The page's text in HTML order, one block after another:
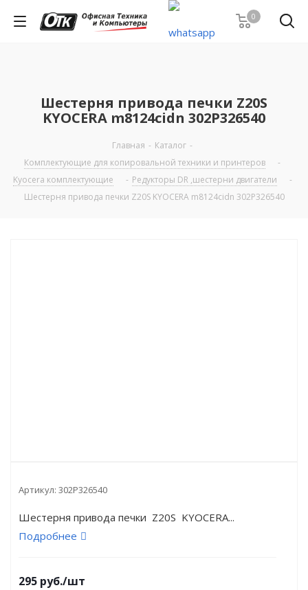
0
Шестерня привода печки Z20S
KYOCERA m8124cidn 302P326540
Главная - Каталог -
Комплектующие для копировальной техники и принтеров
-
Kyocera комплектующие
- Редукторы DR ,шестерни двигатели
-
Шестерня привода печки Z20S KYOCERA m8124cidn 302P326540
Артикул: 302P326540
Шестерня привода печки Z20S KYOCERA...
Подробнее
295 руб./шт